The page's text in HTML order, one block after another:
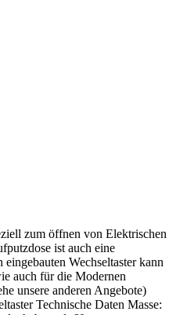
zum öffnen von Elektrischen
ist auch eine
Wechseltaster kann
auch für die Modernen
unsere anderen Angebote)
Technische Daten Masse: